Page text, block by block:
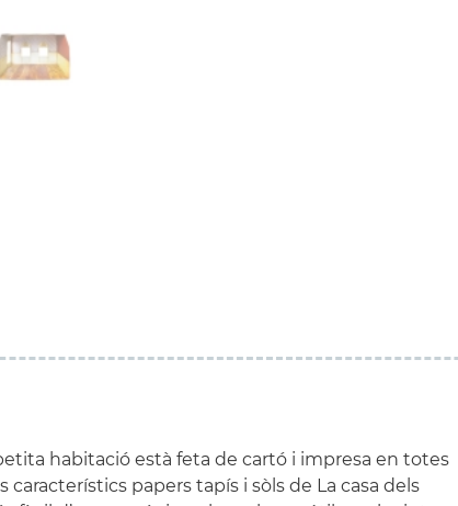
habitació està feta de cartó i impresa en totes
característics papers tapís i sòls de La casa dels